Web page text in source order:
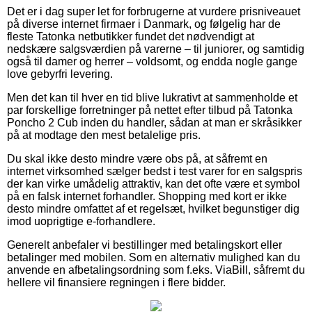
Det er i dag super let for forbrugerne at vurdere prisniveauet
på diverse internet firmaer i Danmark, og følgelig har de
fleste Tatonka netbutikker fundet det nødvendigt at
nedskære salgsværdien på varerne – til juniorer, og samtidig
også til damer og herrer – voldsomt, og endda nogle gange
love gebyrfri levering.
Men det kan til hver en tid blive lukrativt at sammenholde et
par forskellige forretninger på nettet efter tilbud på Tatonka
Poncho 2 Cub inden du handler, sådan at man er skråsikker
på at modtage den mest betalelige pris.
Du skal ikke desto mindre være obs på, at såfremt en
internet virksomhed sælger bedst i test varer for en salgspris
der kan virke umådelig attraktiv, kan det ofte være et symbol
på en falsk internet forhandler. Shopping med kort er ikke
desto mindre omfattet af et regelsæt, hvilket begunstiger dig
imod uoprigtige e-forhandlere.
Generelt anbefaler vi bestillinger med betalingskort eller
betalinger med mobilen. Som en alternativ mulighed kan du
anvende en afbetalingsordning som f.eks. ViaBill, såfremt du
hellere vil finansiere regningen i flere bidder.